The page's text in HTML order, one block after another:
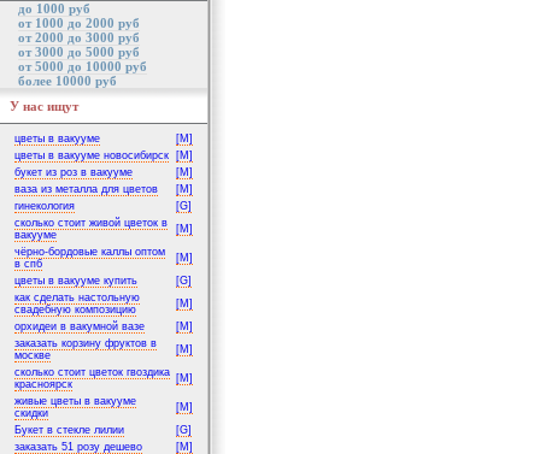
до 1000 руб
от 1000 до 2000 руб
от 2000 до 3000 руб
от 3000 до 5000 руб
от 5000 до 10000 руб
более 10000 руб
У нас ищут
цветы в вакууме
[M]
цветы в вакууме новосибирск
[M]
букет из роз в вакууме
[M]
ваза из металла для цветов
[M]
гинекология
[G]
сколько стоит живой цветок в
вакууме
[M]
чёрно-бордовые каллы оптом
в спб
[M]
цветы в вакууме купить
[G]
как сделать настольную
свадебную композицию
[M]
орхидеи в вакумной вазе
[M]
заказать корзину фруктов в
москве
[M]
сколько стоит цветок гвоздика
красноярск
[M]
живые цветы в вакууме
скидки
[M]
Букет в стекле лилии
[G]
заказать 51 розу дешево
[M]